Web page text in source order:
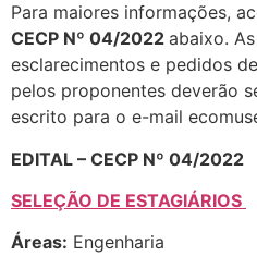
Para maiores informações,
CECP Nº 04/2022 abaixo.
esclarecimentos e pedidos
pelos proponentes deverão
escrito para o e-mail
EDITAL – CECP Nº 04/2022
SELEÇÃO DE ESTAGIÁRIOS
Áreas: Engenharia